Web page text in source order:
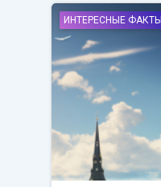
ИНТЕРЕСНЫЕ ФАКТЫ